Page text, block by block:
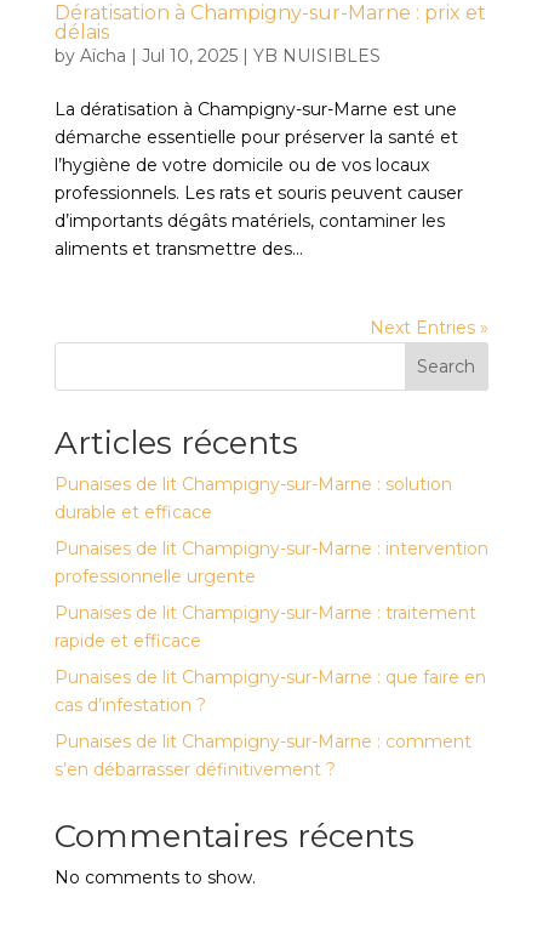
Dératisation à Champigny-sur-Marne : prix et
délais
by Aïcha Jul 10, 2025| YB NUISIBLES
La dératisation à Champigny-sur-Marne est une
démarche essentielle pour préserver la santé et
l’hygiène de votre domicile ou de vos locaux
professionnels. Les rats et souris peuvent causer
d’importants dégâts matériels, contaminer les
aliments et transmettre des...
Next Entries »
Search
Articles récents
Punaises de lit Champigny-sur-Marne : solution
durable et efficace
Punaises de lit Champigny-sur-Marne : intervention
professionnelle urgente
Punaises de lit Champigny-sur-Marne : traitement
rapide et efficace
Punaises de lit Champigny-sur-Marne : que faire en
cas d’infestation ?
Punaises de lit Champigny-sur-Marne : comment
s’en débarrasser définitivement ?
Commentaires récents
No comments to show.